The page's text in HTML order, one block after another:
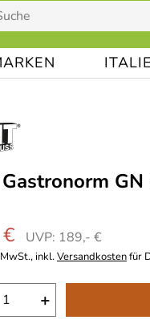
UVP: 189,- €
inkl.Versandkostenfür
+